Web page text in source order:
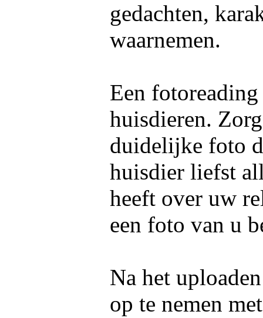
gedachten,
waarnemen.
Een
huisdieren.
duidelijke foto
huisdier liefst
heeft over uw
een foto van u
Na het
op te nemen